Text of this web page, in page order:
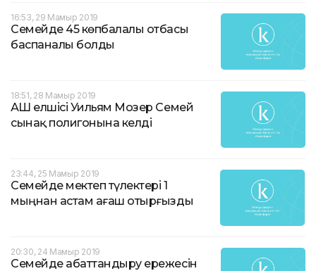
16:53, 29 Мамыр 2019
Семейде 45 көпбалалы отбасы
баспаналы болды
18:51, 28 Мамыр 2019
АҚШ елшісі Уильям Мозер Семей
сынақ полигонына келді
23:44, 25 Мамыр 2019
Семейде мектеп түлектері 1
мыңнан астам ағаш отырғызды
20:30, 24 Мамыр 2019
Семейде абаттандыру ережесін